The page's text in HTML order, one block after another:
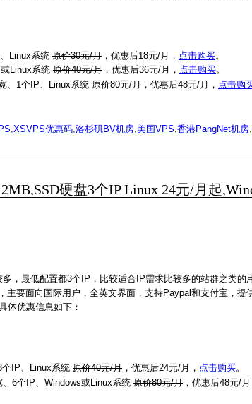
Linux系统 原价30元/月 ，优惠后18元/月， 点击购买。
Linux系统 原价40元/月 ，优惠后36元/月， 点击购买。
、1个IP、Linux系统 原价80元/月 ，优惠后48元/月， 点击购
XSVPS优惠码 洛杉矶BV机房 美国VPS 香港PangNet机房
硬盘3个IP Linux 24元/月起
，最低配置都3个IP，比较适合IP需求比较多的站群之类的
主要面向国际用户，全英文界面，支持Paypal和支付宝，提
体优惠信息如下：
IP、Linux系统 原价40元/月 ，优惠后24元/月， 点击购买。
6个IP、Windows或Linux系统 原价80元/月 ，优惠后48元/月